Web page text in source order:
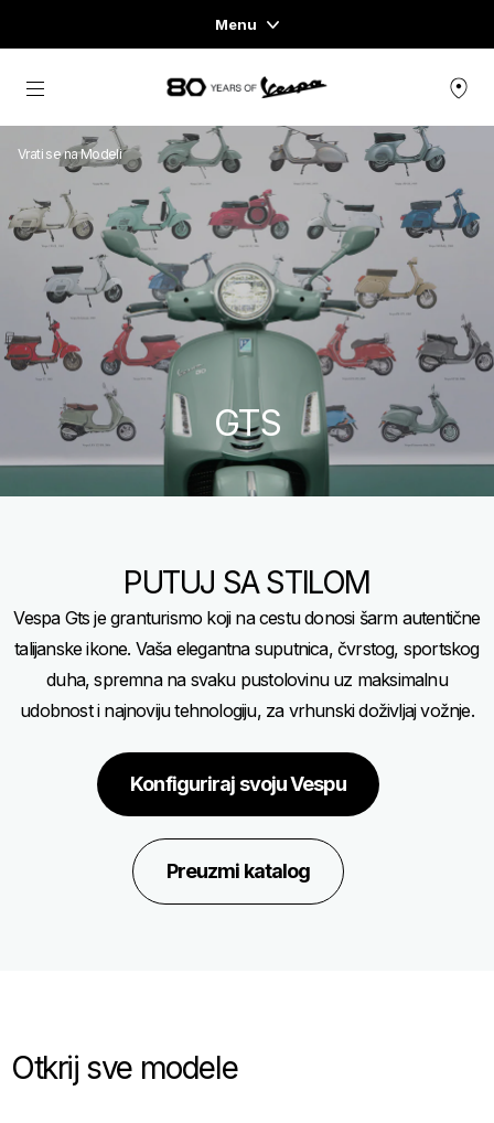
Menu
Home
ASORTIMAN VOZILA
ODJEĆA & LIFESTYLE
ISKUSTVA
CONCEPT STORE
Idi na glavni izbornik
Vrati se na Modeli
GTS
PUTUJ SA STILOM
Vespa Gts je granturismo koji na cestu donosi šarm autentične
talijanske ikone. Vaša elegantna suputnica, čvrstog, sportskog
duha, spremna na svaku pustolovinu uz maksimalnu
udobnost i najnoviju tehnologiju, za vrhunski doživljaj vožnje.
Konfiguriraj svoju Vespu
Preuzmi katalog
Otkrij sve modele